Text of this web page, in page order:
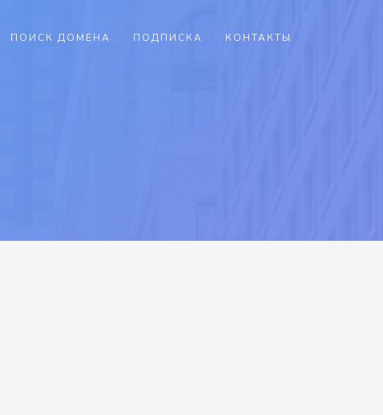
ПОИСК ДОМЕНА ПОДПИСКА КОНТАКТЫ